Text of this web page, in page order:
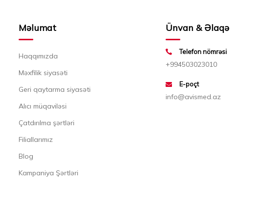
Məlumat
Haqqımızda
Məxfilik siyasəti
Geri qaytarma siyasəti
Alıcı müqaviləsi
Çatdırılma şərtləri
Filiallarımız
Blog
Kampaniya Şərtləri
Ünvan & Əlaqə
Telefon nömrəsi
+994503023010
E-poçt
info@avismed.az